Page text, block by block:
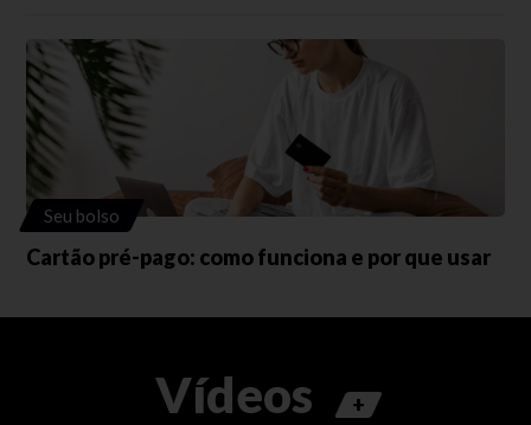
Seu bolso
Cartão pré-pago: como funciona e por que usar
Vídeos +